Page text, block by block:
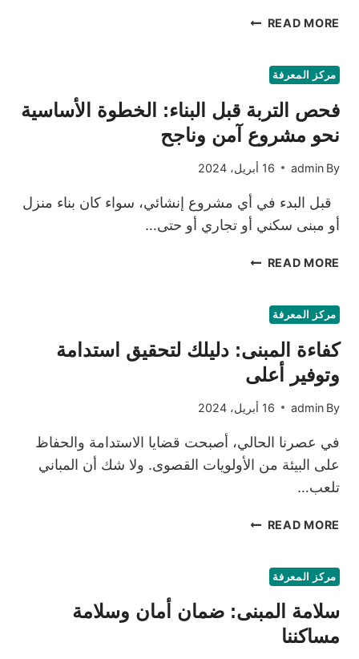
READ MORE اختبارات
مركز المعرفة
فحص التربة قبل البناء: الخطوة الأساسية
نحو مشروع آمن وناجح
By
admin 16 أبريل، 2024
قبل البدء في أي مشروع إنشائي، سواء كان بناء منزل
أو مبنى سكني أو تجاري أو حتى…
READ MORE فحص
الأساسية
نحو
مشروع
آمن
مركز المعرفة
كفاءة المبنى: دليلك لتحقيق استدامة
وتوفير أعلى
By
admin 16 أبريل، 2024
في عصرنا الحالي، أصبحت قضايا الاستدامة والحفاظ
على البيئة من الأولويات القصوى. ولا شك أن المباني
تلعب…
READ MORE كفاءة
وتوفير
مركز المعرفة
سلامة المبنى: ضمان أمان وسلامة
مساكننا